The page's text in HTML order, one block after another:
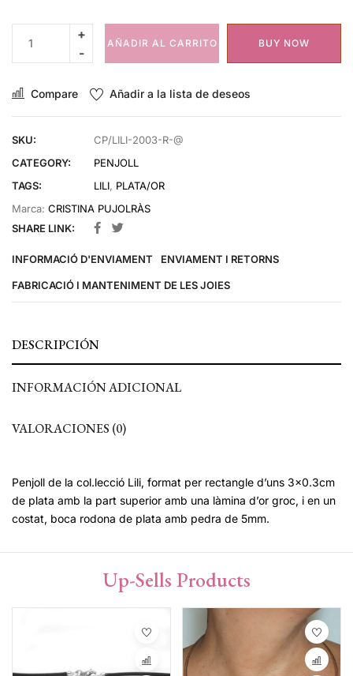
AÑADIR AL CARRITO BUY NOW
Compare Añadir a la lista de deseos
SKU:
CP/LILI-2003-R-@
CATEGORY:
PENJOLL
TAGS:
LILI, PLATA/OR
Marca: CRISTINA PUJOLRÀS
SHARE LINK:
INFORMACIÓ D'ENVIAMENT ENVIAMENT I RETORNS
FABRICACIÓ I MANTENIMENT DE LES JOIES
DESCRIPCIÓN
INFORMACIÓN ADICIONAL
VALORACIONES (0)
Penjoll de la col.lecció Lili, format per rectangle d’uns 3×0.3cm
de plata amb la part superior amb una làmina d’or groc, i en un
costat, boca rodona de plata amb pedra de 5mm.
Up-Sells Products